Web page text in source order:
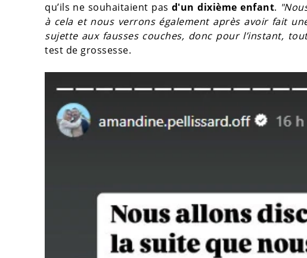
qu’ils ne souhaitaient pas d'un dixième enfant.
à cela et nous verrons également après avoir fait
sujette aux fausses couches, donc pour l’instant,
test de grossesse.